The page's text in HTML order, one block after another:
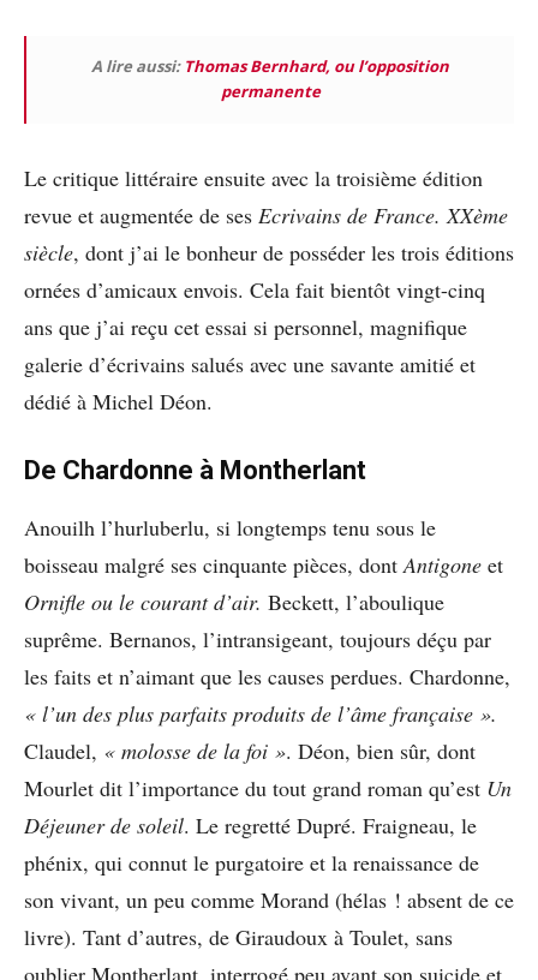
A lire aussi: Thomas Bernhard, ou l’opposition
permanente
Le critique littéraire ensuite avec la troisième édition
revue et augmentée de ses Ecrivains de France. XXème
siècle, dont j’ai le bonheur de posséder les trois éditions
ornées d’amicaux envois. Cela fait bientôt vingt-cinq
ans que j’ai reçu cet essai si personnel, magnifique
galerie d’écrivains salués avec une savante amitié et
dédié à Michel Déon.
De Chardonne à Montherlant
Anouilh l’hurluberlu, si longtemps tenu sous le
boisseau malgré ses cinquante pièces, dontAntigone et
Ornifle ou le courant d’air. Beckett, l’aboulique
suprême. Bernanos, l’intransigeant, toujours déçu par
les faits et n’aimant que les causes perdues. Chardonne,
« l’un des plus parfaits produits de l’âme française ».
Claudel, « molosse de la foi ». Déon, bien sûr, dont
Mourlet dit l’importance du tout grand roman qu’est Un
Déjeuner de soleil. Le regretté Dupré. Fraigneau, le
phénix, qui connut le purgatoire et la renaissance de
son vivant, un peu comme Morand (hélas ! absent de ce
livre). Tant d’autres, de Giraudoux à Toulet, sans